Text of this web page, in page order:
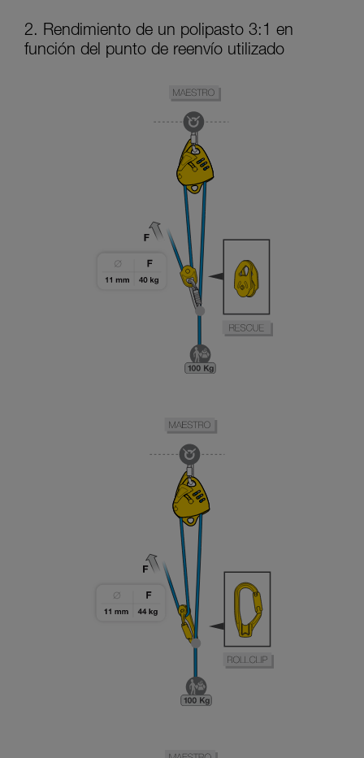
2. Rendimiento de un polipasto 3:1 en
función del punto de reenvío utilizado